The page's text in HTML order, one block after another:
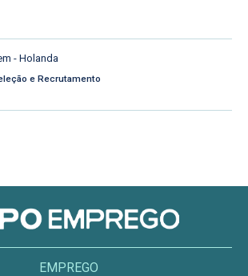
- Holanda
e Recrutamento
EMPREGO